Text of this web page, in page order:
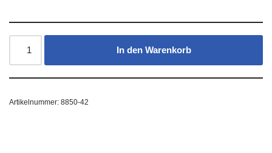
In den Warenkorb
Artikelnummer: 8850-42